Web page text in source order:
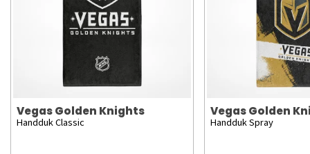
Vegas Golden Knights
Handduk Classic
Vegas Golden
Handduk Spray